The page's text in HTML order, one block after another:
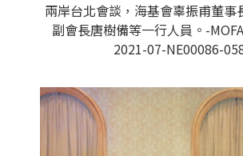
兩岸台北會談，海基會辜振甫董事
副會長唐樹備等一行人員。-
2021-07-NE00086-